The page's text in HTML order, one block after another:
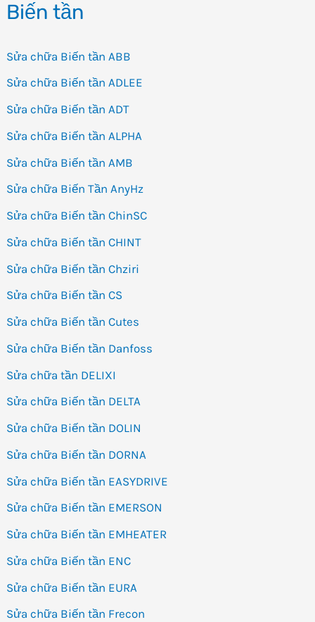
Biến tần
Sửa chữa Biến tần ABB
Sửa chữa Biến tần ADLEE
Sửa chữa Biến tần ADT
Sửa chữa Biến tần ALPHA
Sửa chữa Biến tần AMB
Sửa chữa Biến Tần AnyHz
Sửa chữa Biến tần ChinSC
Sửa chữa Biến tần CHINT
Sửa chữa Biến tần Chziri
Sửa chữa Biến tần CS
Sửa chữa Biến tần Cutes
Sửa chữa Biến tần Danfoss
Sửa chữa tần DELIXI
Sửa chữa Biến tần DELTA
Sửa chữa Biến tần DOLIN
Sửa chữa Biến tần DORNA
Sửa chữa Biến tần EASYDRIVE
Sửa chữa Biến tần EMERSON
Sửa chữa Biến tần EMHEATER
Sửa chữa Biến tần ENC
Sửa chữa Biến tần EURA
Sửa chữa Biến tần Frecon